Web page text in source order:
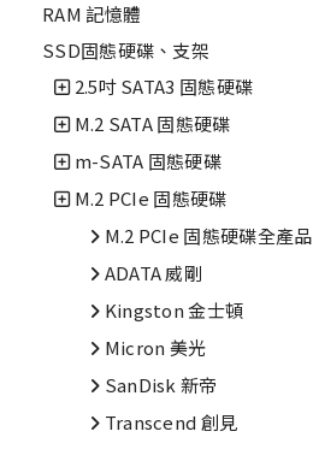
RAM 記憶體
SSD固態硬碟、支架
2.5吋 SATA3 固態硬碟
M.2 SATA 固態硬碟
m-SATA 固態硬碟
M.2 PCIe 固態硬碟
M.2 PCIe 固態硬碟全產品
ADATA 威剛
Kingston 金士頓
Micron 美光
SanDisk 新帝
Transcend 創見